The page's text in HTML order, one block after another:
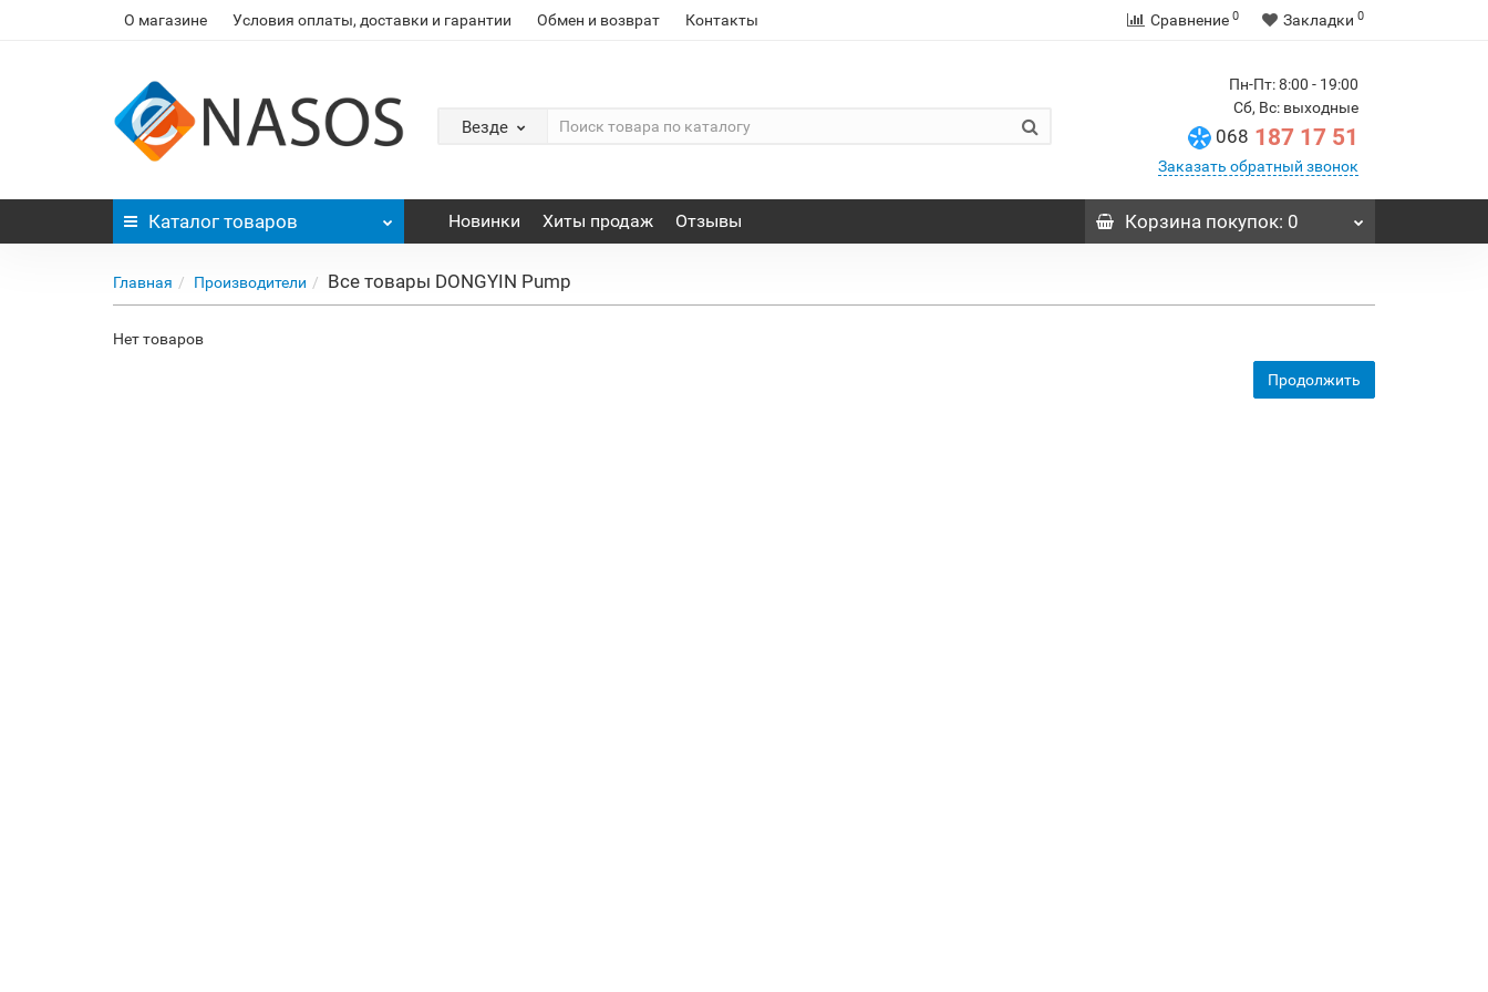
О магазине Условия оплаты, доставки и гарантии Обмен и возврат Контакты Сравнение 0 Закладки 0
Везде
Пн-Пт: 8:00 - 19:00
Сб, Вс: выходные
068 187 17 51
Заказать обратный звонок
Каталог товаров Новинки Хиты продаж Отзывы Корзинапокупок: 0
Главная Производители Все товары DONGYIN Pump
Нет товаров
Продолжить